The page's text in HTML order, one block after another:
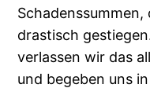
drastisch
verlassen wir das
und begeben uns